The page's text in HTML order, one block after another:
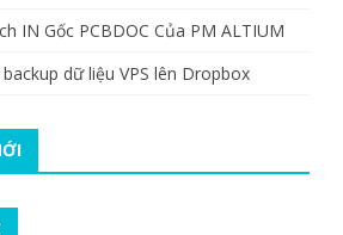
IN Gốc PCBDOC Của PM ALTIUM
dữ liệu VPS lên Dropbox